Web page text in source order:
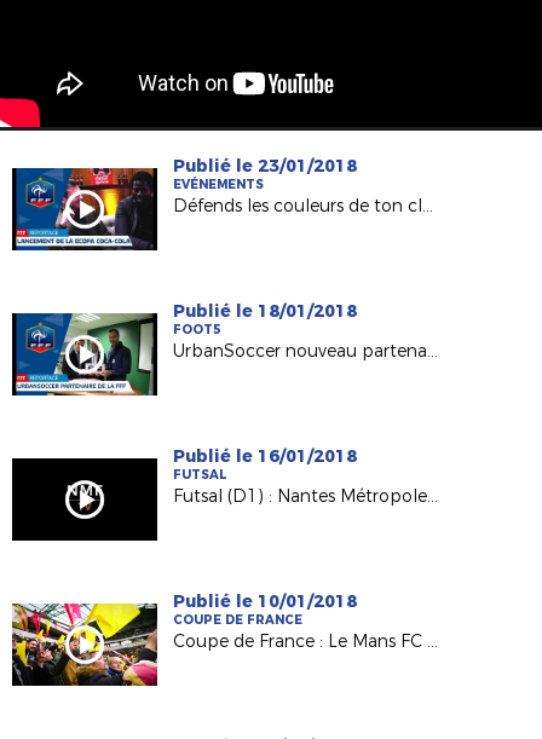
Publié le 23/01/2018
EVÉNEMENTS
Défends les couleurs de ton club sur Fifa18
Publié le 18/01/2018
FOOT5
UrbanSoccer nouveau partenaire de la FFF
Publié le 16/01/2018
FUTSAL
Futsal (D1) : Nantes Métropole / SC Paris (1-1)
Publié le 10/01/2018
COUPE DE FRANCE
Coupe de France : Le Mans FC et ses supporters ont vibré